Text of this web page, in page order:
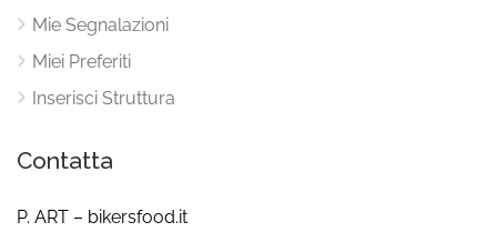
Mie Segnalazioni
Miei Preferiti
Inserisci Struttura
Contatta
P. ART – bikersfood.it